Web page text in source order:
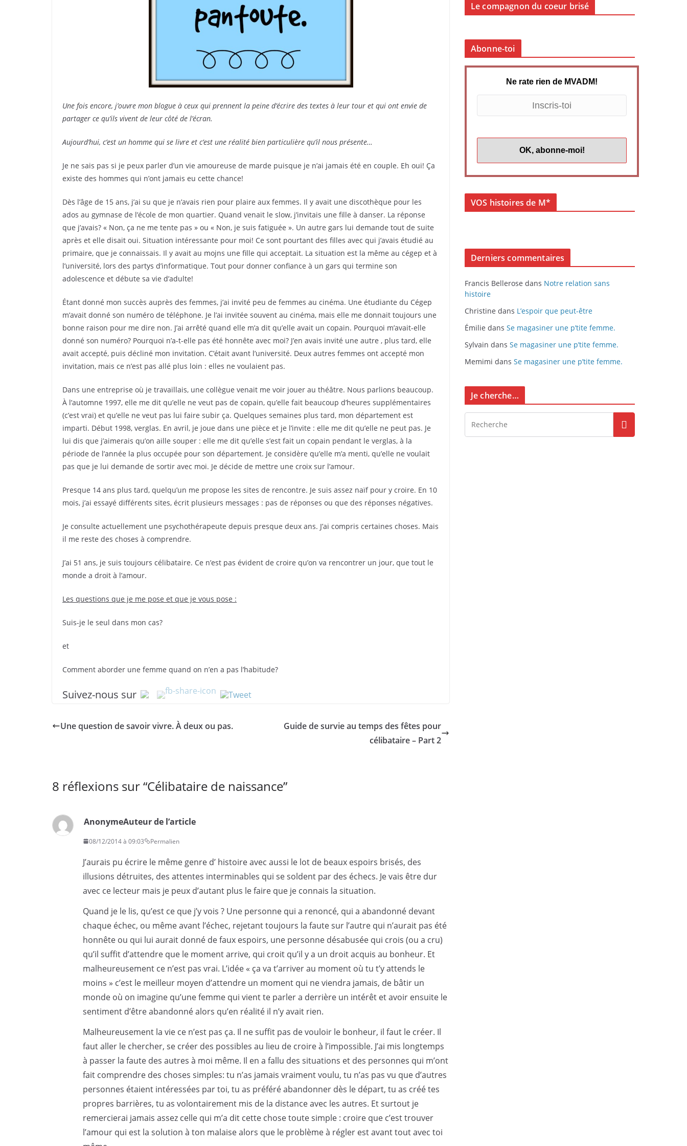
Une fois encore, j’ouvre mon blogue à ceux qui prennent la peine d’écrire des textes à leur tour et qui ont envie de
partager ce qu’ils vivent de leur côté de l’écran.
Aujourd’hui, c’est un homme qui se livre et c’est une réalité bien particulière qu’il nous présente…
Je ne sais pas si je peux parler d’un vie amoureuse de marde puisque je n’ai jamais été en couple. Eh oui! Ça
existe des hommes qui n’ont jamais eu cette chance!
Dès l’âge de 15 ans, j’ai su que je n’avais rien pour plaire aux femmes. Il y avait une discothèque pour les
ados au gymnase de l’école de mon quartier. Quand venait le slow, j’invitais une fille à danser. La réponse
que j’avais? « Non, ça ne me tente pas » ou « Non, je suis fatiguée ». Un autre gars lui demande tout de suite
après et elle disait oui. Situation intéressante pour moi! Ce sont pourtant des filles avec qui j’avais étudié au
primaire, que je connaissais. Il y avait au mojns une fille qui acceptait. La situation est la même au cégep et à
l’université, lors des partys d’informatique. Tout pour donner confiance à un gars qui termine son
adolescence et débute sa vie d’adulte!
Étant donné mon succès auprès des femmes, j’ai invité peu de femmes au cinéma. Une étudiante du Cégep
m’avait donné son numéro de téléphone. Je l’ai invitée souvent au cinéma, mais elle me donnait toujours une
bonne raison pour me dire non. J’ai arrêté quand elle m’a dit qu’elle avait un copain. Pourquoi m’avait-elle
donné son numéro? Pourquoi n’a-t-elle pas été honnête avec moi? J’en avais invité une autre , plus tard, elle
avait accepté, puis décliné mon invitation. C’était avant l’université. Deux autres femmes ont accepté mon
invitation, mais ce n’est pas allé plus loin : elles ne voulaient pas.
Dans une entreprise où je travaillais, une collègue venait me voir jouer au théâtre. Nous parlions beaucoup.
À l’automne 1997, elle me dit qu’elle ne veut pas de copain, qu’elle fait beaucoup d’heures supplémentaires
(c’est vrai) et qu’elle ne veut pas lui faire subir ça. Quelques semaines plus tard, mon département est
imparti. Début 1998, verglas. En avril, je joue dans une pièce et je l’invite : elle me dit qu’elle ne peut pas. Je
lui dis que j’aimerais qu’on aille souper : elle me dit qu’elle s’est fait un copain pendant le verglas, à la
période de l’année la plus occupée pour son département. Je considère qu’elle m’a menti, qu’elle ne voulait
pas que je lui demande de sortir avec moi. Je décide de mettre une croix sur l’amour.
Presque 14 ans plus tard, quelqu’un me propose les sites de rencontre. Je suis assez naïf pour y croire. En 10
mois, j’ai essayé différents sites, écrit plusieurs messages : pas de réponses ou que des réponses négatives.
Je consulte actuellement une psychothérapeute depuis presque deux ans. J’ai compris certaines choses. Mais
il me reste des choses à comprendre.
J’ai 51 ans, je suis toujours célibataire. Ce n’est pas évident de croire qu’on va rencontrer un jour, que tout le
monde a droit à l’amour.
Les questions que je me pose et que je vous pose :
Suis-je le seul dans mon cas?
et
Comment aborder une femme quand on n’en a pas l’habitude?
Suivez-nous sur
Une question de savoir vivre. À deux ou pas.
Guide de survie au temps des fêtes pour
célibataire – Part 2
8 réflexions sur “Célibataire de naissance”
AnonymeAuteur de l’article
08/12/2014 à 09:03 Permalien
J’aurais pu écrire le même genre d’ histoire avec aussi le lot de beaux espoirs brisés, des
illusions détruites, des attentes interminables qui se soldent par des échecs. Je vais être dur
avec ce lecteur mais je peux d’autant plus le faire que je connais la situation.
Quand je le lis, qu’est ce que j’y vois ? Une personne qui a renoncé, qui a abandonné devant
chaque échec, ou même avant l’échec, rejetant toujours la faute sur l’autre qui n’aurait pas été
honnête ou qui lui aurait donné de faux espoirs, une personne désabusée qui crois (ou a cru)
qu’il suffit d’attendre que le moment arrive, qui croit qu’il y a un droit acquis au bonheur. Et
malheureusement ce n’est pas vrai. L’idée « ça va t’arriver au moment où tu t’y attends le
moins » c’est le meilleur moyen d’attendre un moment qui ne viendra jamais, de bâtir un
monde où on imagine qu’une femme qui vient te parler a derrière un intérêt et avoir ensuite le
sentiment d’être abandonné alors qu’en réalité il n’y avait rien.
Malheureusement la vie ce n’est pas ça. Il ne suffit pas de vouloir le bonheur, il faut le créer. Il
faut aller le chercher, se créer des possibles au lieu de croire à l’impossible. J’ai mis longtemps
à passer la faute des autres à moi même. Il en a fallu des situations et des personnes qui m’ont
fait comprendre des choses simples: tu n’as jamais vraiment voulu, tu n’as pas vu que d’autres
personnes étaient intéressées par toi, tu as préféré abandonner dès le départ, tu as créé tes
propres barrières, tu as volontairement mis de la distance avec les autres. Et surtout je
remercierai jamais assez celle qui m’a dit cette chose toute simple : croire que c’est trouver
l’amour qui est la solution à ton malaise alors que le problème à régler est avant tout avec toi
Le compagnon du coeur brisé
Abonne-toi
Ne rate rien de MVADM!
VOS histoires de M*
Derniers commentaires
Francis Bellerose dans Notre relation sans
histoire
Christine dans L’espoir que peut-être
Émilie dans Se magasiner une p’tite femme.
Sylvain dans Se magasiner une p’tite femme.
Memimi dans Se magasiner une p’tite femme.
Je cherche…